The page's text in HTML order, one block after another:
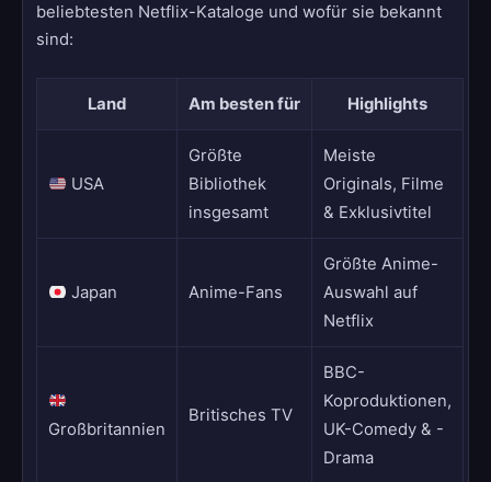
beliebtesten Netflix-Kataloge und wofür sie bekannt
sind:
Land Am besten für Highlights
USA
Größte
Bibliothek
insgesamt
Meiste
Originals, Filme
& Exklusivtitel
Japan Anime-Fans
Größte Anime-
Auswahl auf
Netflix
Großbritannien
Britisches TV
BBC-
Koproduktionen,
UK-Comedy & -
Drama